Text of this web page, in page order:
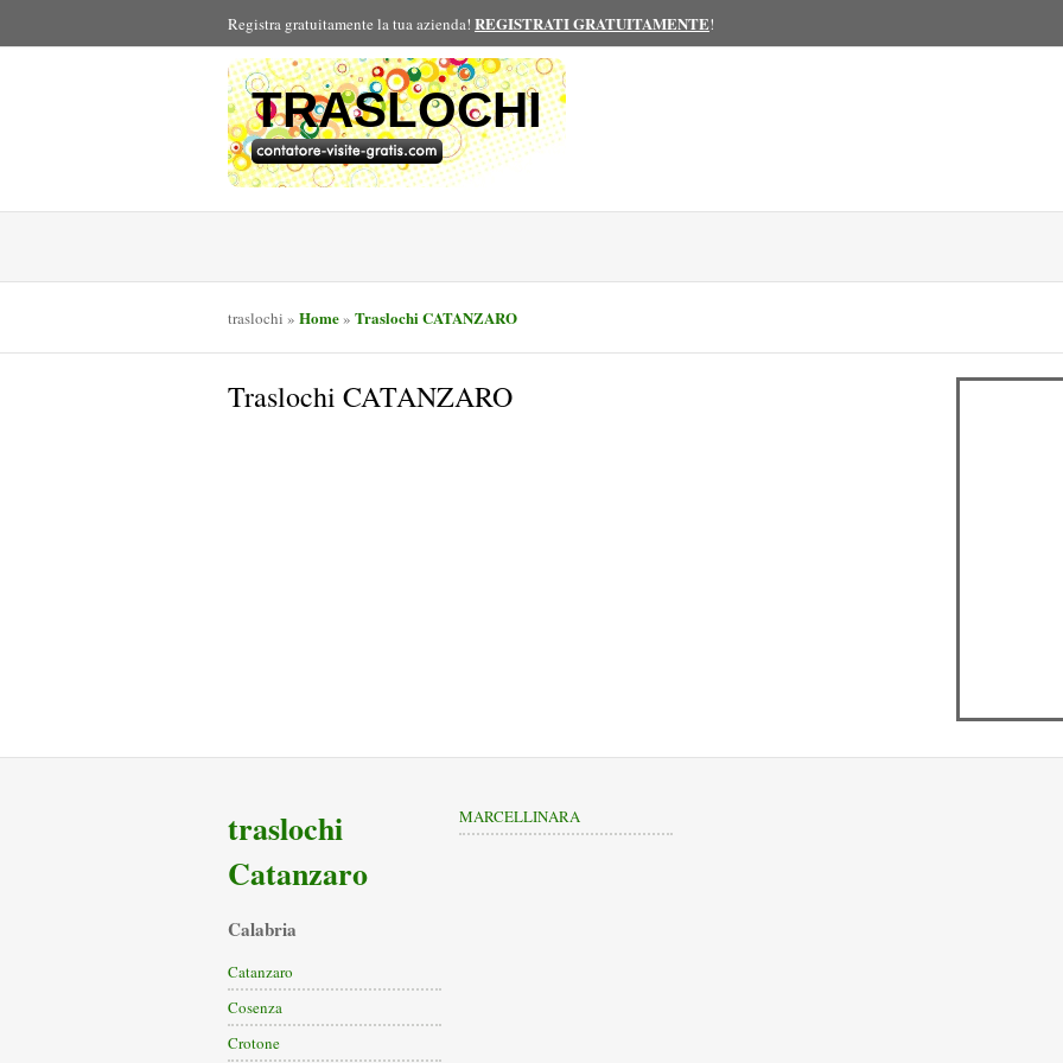
Registra gratuitamente la tua azienda! REGISTRATI GRATUITAMENTE!
TRASLOCHI
traslochi » Home» Traslochi CATANZARO
Traslochi CATANZARO
traslochi
Catanzaro
Calabria
Catanzaro
Cosenza
Crotone
MARCELLINARA